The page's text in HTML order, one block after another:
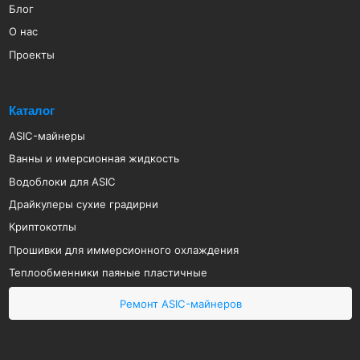
ИП Арапов Виктор Викторович
ИНН 381801127232
© Все права защищены
Политика конфиденциальности
Прошивки для иммерсионного охлаждения
Драйкулеры сухие градирни
Криптокотлы